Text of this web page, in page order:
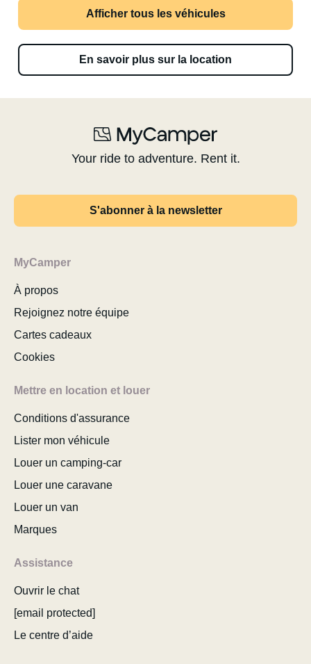
Afficher tous les véhicules
En savoir plus sur la location
Your ride to adventure. Rent it.
S'abonner à la newsletter
MyCamper
À propos
Rejoignez notre équipe
Cartes cadeaux
Cookies
Mettre en location et louer
Conditions d'assurance
Lister mon véhicule
Louer un camping-car
Louer une caravane
Louer un van
Marques
Assistance
Ouvrir le chat
[email protected]
Le centre d’aide